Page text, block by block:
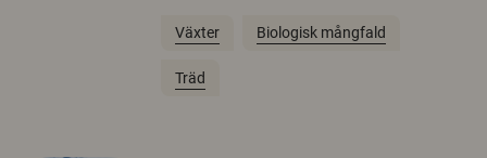
Växter Biologisk mångfald
Träd